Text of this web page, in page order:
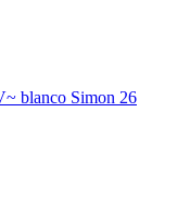
blanco Simon 26